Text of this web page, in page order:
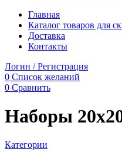
Главная
Каталог товаров для
Доставка
Контакты
Логин / Регистрация
0 Список желаний
0 Сравнить
Наборы
Категории